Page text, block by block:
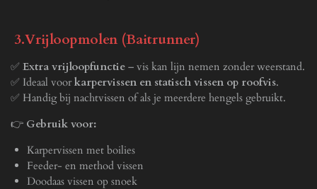
3.Vrijloopmolen (Baitrunner)
✅ Extra vrijloopfunctie – vis kan lijn nemen zonder weerstand.
✅ Ideaal voorkarpervissen en statisch vissen op roofvis.
✅ Handig bij nachtvissen of als je meerdere hengels gebruikt.
👉 Gebruik voor:
Karpervissen met boilies
Feeder- en method vissen
Doodaas vissen op snoek